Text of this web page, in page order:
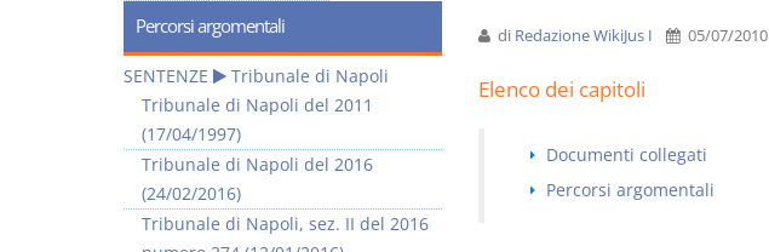
di Redazione WikiJus I 05/07/2010
Elenco dei capitoli
Documenti collegati
Percorsi argomentali
Percorsi argomentali
SENTENZE
Tribunale di Napoli
Tribunale di Napoli del 2011
(17/04/1997)
Tribunale di Napoli del 2016
(24/02/2016)
Tribunale di Napoli, sez. II del 2016